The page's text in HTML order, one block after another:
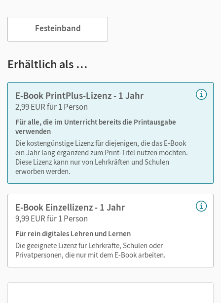
Notizen erstellen
Text ergänzen
im Text suchen
zoomen
Die Medien sind wichtige Bestandteile dieses E-Books. Sie
sind seitengenau platziert, damit Sie und Ihre Schüler/-innen
jederzeit unkompliziert darauf zugreifen können. So
gestalten Sie das Lehren und Lernen zeitsparend und
abwechslungsreich. Kein Medienwechsel! Kein
zeitaufwendiges Suchen!
Medien in diesem E-Book:
Erklärfilme
Festeinband
Erhältlich als …
E-Book PrintPlus-Lizenz - 1 Jahr
2,99 EUR für 1 Person
Für alle, die im Unterricht bereits die Printausgabe
verwenden
Die kostengünstige Lizenz für diejenigen, die das E-Book
ein Jahr lang ergänzend zum Print-Titel nutzen möchten.
Diese Lizenz kann nur von Lehrkräften und Schulen
erworben werden.
E-Book Einzellizenz - 1 Jahr
9,99 EUR für 1 Person
Für rein digitales Lehren und Lernen
Die geeignete Lizenz für Lehrkräfte, Schulen oder
Privatpersonen, die nur mit dem E-Book arbeiten.